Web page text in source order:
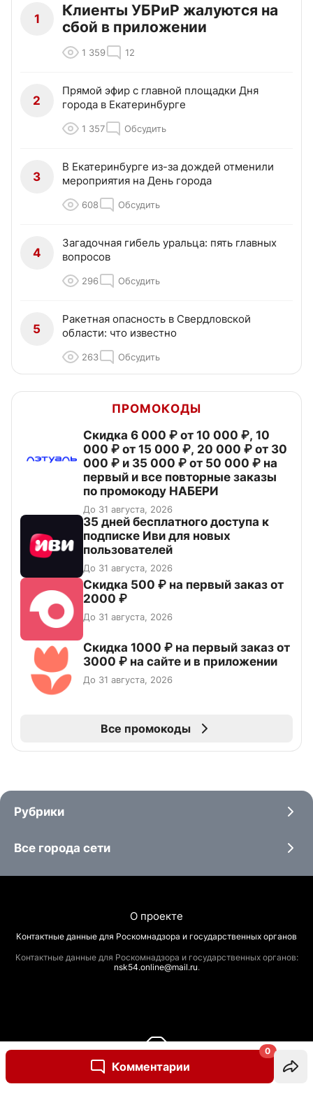
Комментарии
0
1
Клиенты УБРиР жалуются на
сбой в приложении
1 359 12
2
Прямой эфир с главной площадки Дня
города в Екатеринбурге
1 357 Обсудить
3
В Екатеринбурге из-за дождей отменили
мероприятия на День города
608 Обсудить
4
Загадочная гибель уральца: пять главных
вопросов
296 Обсудить
5
Ракетная опасность в Свердловской
области: что известно
263 Обсудить
ПРОМОКОДЫ
Скидка 6 000 ₽ от 10 000 ₽, 10
000 ₽ от 15 000 ₽, 20 000 ₽ от 30
000 ₽ и 35 000 ₽ от 50 000 ₽ на
первый и все повторные заказы
по промокоду НАБЕРИ
До 31 августа, 2026
35 дней бесплатного доступа к
подписке Иви для новых
пользователей
До 31 августа, 2026
Скидка 500 ₽ на первый заказ от
2000 ₽
До 31 августа, 2026
Скидка 1000 ₽ на первый заказ от
3000 ₽ на сайте и в приложении
До 31 августа, 2026
Все промокоды
Рубрики
Все города сети
О проекте
Контактные данные для Роскомнадзора и государственных органов
Контактные данные для Роскомнадзора и государственных органов:
nsk54.online@mail.ru.